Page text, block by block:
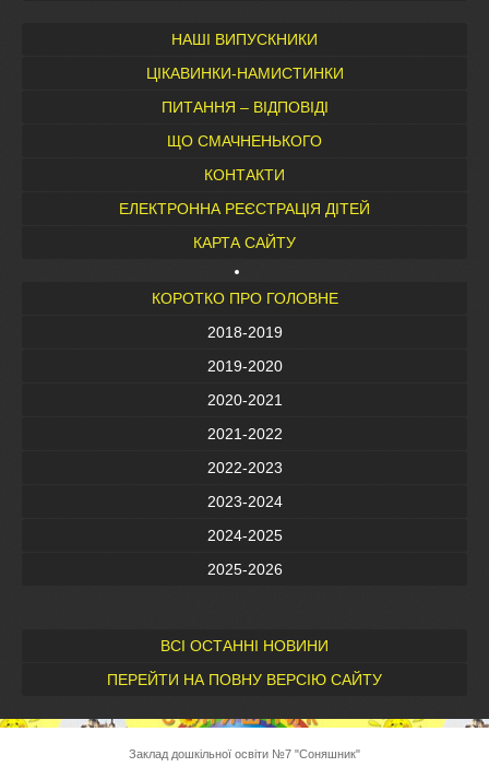
НАШІ ВИПУСКНИКИ
ЦІКАВИНКИ-НАМИСТИНКИ
ПИТАННЯ – ВІДПОВІДІ
ЩО СМАЧНЕНЬКОГО
КОНТАКТИ
ЕЛЕКТРОННА РЕЄСТРАЦІЯ ДІТЕЙ
КАРТА САЙТУ
КОРОТКО ПРО ГОЛОВНЕ
2018-2019
2019-2020
2020-2021
2021-2022
2022-2023
2023-2024
2024-2025
2025-2026
ВСІ ОСТАННІ НОВИНИ
ПЕРЕЙТИ НА ПОВНУ ВЕРСІЮ САЙТУ
Заклад дошкільної освіти №7 "Соняшник"